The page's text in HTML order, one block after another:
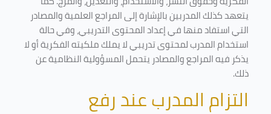
يتعهد كذلك المدربين بالإشارة إلى المراجع العلمية والمصادر
التي استفاد منها في إعداد المحتوى التدريبي، وفي حالة
استخدام المدرب لمحتوى تدريبي لا يملك ملكيته الفكرية أو لا
يذكر فيه المراجع والمصادر يتحمل المسؤولية النظامية عن
ذلك.
التزام المدرب عند رفع